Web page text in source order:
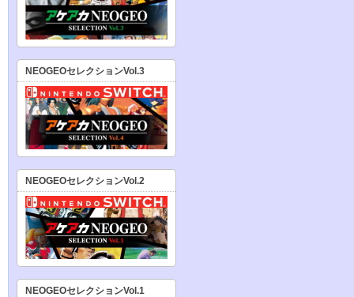
NEOGEOセレクションVol.3
NEOGEOセレクションVol.2
NEOGEOセレクションVol.1